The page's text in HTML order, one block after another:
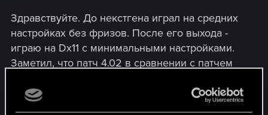
Здравствуйте. До некстгена играл на средних
настройках без фризов. После его выхода -
играю на Dx11 с минимальными настройками.
Заметил, что патч 4.02 в сравнении с патчем
меньше, что, разумеется, меня обрадовало. Но
хочу отметить, что практически невозможно